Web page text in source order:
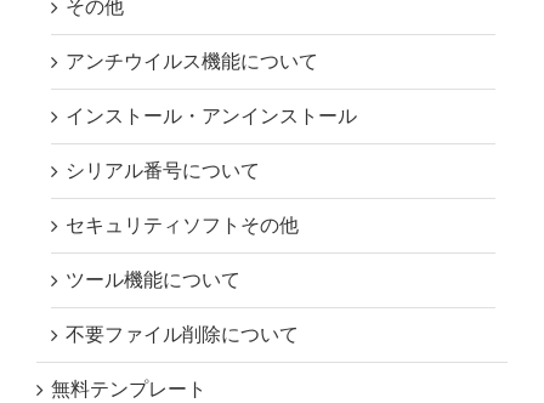
その他
アンチウイルス機能について
インストール・アンインストール
シリアル番号について
セキュリティソフトその他
ツール機能について
不要ファイル削除について
無料テンプレート